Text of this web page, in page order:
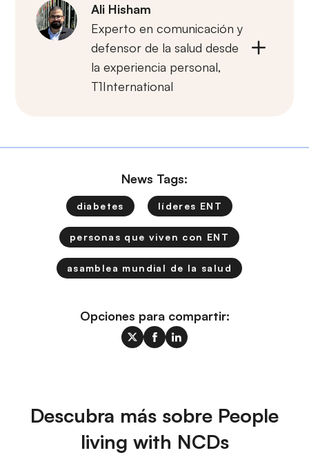
Ali Hisham
Experto en comunicación y
defensor de la salud desde
la experiencia personal,
T1International
News Tags:
diabetes líderes ENT
personas que viven con ENT
asamblea mundial de la salud
Opciones para compartir:
Descubra más sobre People
living with NCDs